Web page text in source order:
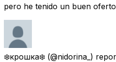
pero he tenido un buen
❄️крошка❄️ (@nidorina_)